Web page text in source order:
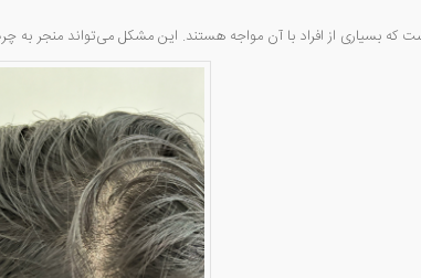
بسیاری از افراد با آن مواجه هستند. این مشکل می‌تواند منجر